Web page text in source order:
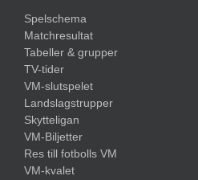
Spelschema
Matchresultat
Tabeller & grupper
TV-tider
VM-slutspelet
Landslagstrupper
Skytteligan
VM-Biljetter
Res till fotbolls VM
VM-kvalet